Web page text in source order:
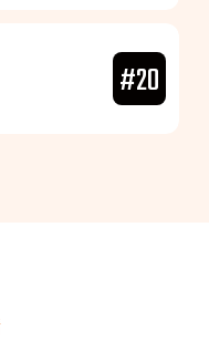
#20